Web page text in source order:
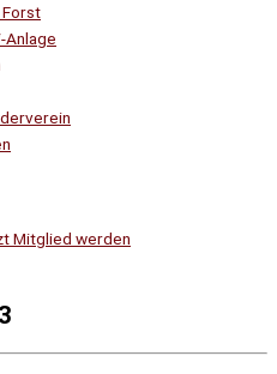
Anlage
Mitglied werden